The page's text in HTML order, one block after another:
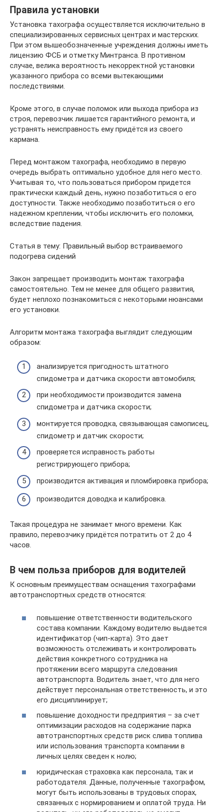
Правила установки
Установка тахографа осуществляется исключительно в
специализированных сервисных центрах и мастерских.
При этом вышеобозначенные учреждения должны иметь
лицензию ФСБ и отметку Минтранса. В противном
случае, велика вероятность некорректной установки
указанного прибора со всеми вытекающими
последствиями.
Кроме этого, в случае поломок или выхода прибора из
строя, перевозчик лишается гарантийного ремонта, и
устранять неисправность ему придётся из своего
кармана.
Перед монтажом тахографа, необходимо в первую
очередь выбрать оптимально удобное для него место.
Учитывая то, что пользоваться прибором придется
практически каждый день, нужно позаботиться о его
доступности. Также необходимо позаботиться о его
надежном креплении, чтобы исключить его поломки,
вследствие падения.
Статья в тему: Правильный выбор встраиваемого
подогрева сидений
Закон запрещает производить монтаж тахографа
самостоятельно. Тем не менее для общего развития,
будет неплохо познакомиться с некоторыми нюансами
его установки.
Алгоритм монтажа тахографа выглядит следующим
образом:
анализируется пригодность штатного
спидометра и датчика скорости автомобиля;
при необходимости производится замена
спидометра и датчика скорости;
монтируется проводка, связывающая самописец,
спидометр и датчик скорости;
проверяется исправность работы
регистрирующего прибора;
производится активация и пломбировка прибора;
производится доводка и калибровка.
Такая процедура не занимает много времени. Как
правило, перевозчику придётся потратить от 2 до 4
часов.
В чем польза приборов для водителей
К основным преимуществам оснащения тахографами
автотранспортных средств относятся:
повышение ответственности водительского
состава компании. Каждому водителю выдается
идентификатор (чип-карта). Это дает
возможность отслеживать и контролировать
действия конкретного сотрудника на
протяжении всего маршрута следования
автотранспорта. Водитель знает, что для него
действует персональная ответственность, и это
его дисциплинирует;
повышение доходности предприятия – за счет
оптимизации расходов на содержание парка
автотранспортных средств риск слива топлива
или использования транспорта компании в
личных целях сведен к нолю;
юридическая страховка как персонала, так и
работодателя. Данные, полученные тахографом,
могут быть использованы в трудовых спорах,
связанных с нормированием и оплатой труда. Ни